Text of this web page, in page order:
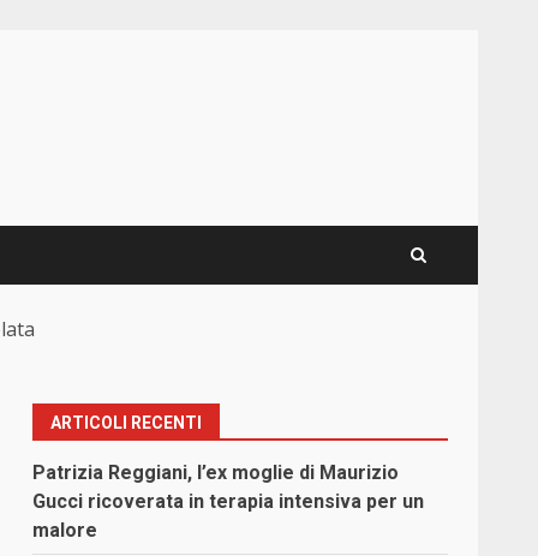
ARTICOLI RECENTI
Patrizia Reggiani, l’ex moglie di Maurizio
Gucci ricoverata in terapia intensiva per un
malore